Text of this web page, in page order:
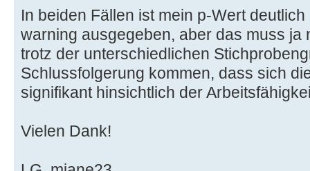
In beiden Fällen ist mein p-Wert
warning ausgegeben, aber das muss ja
trotz der unterschiedlichen
Schlussfolgerung kommen, dass sich
signifikant hinsichtlich der
Vielen Dank!